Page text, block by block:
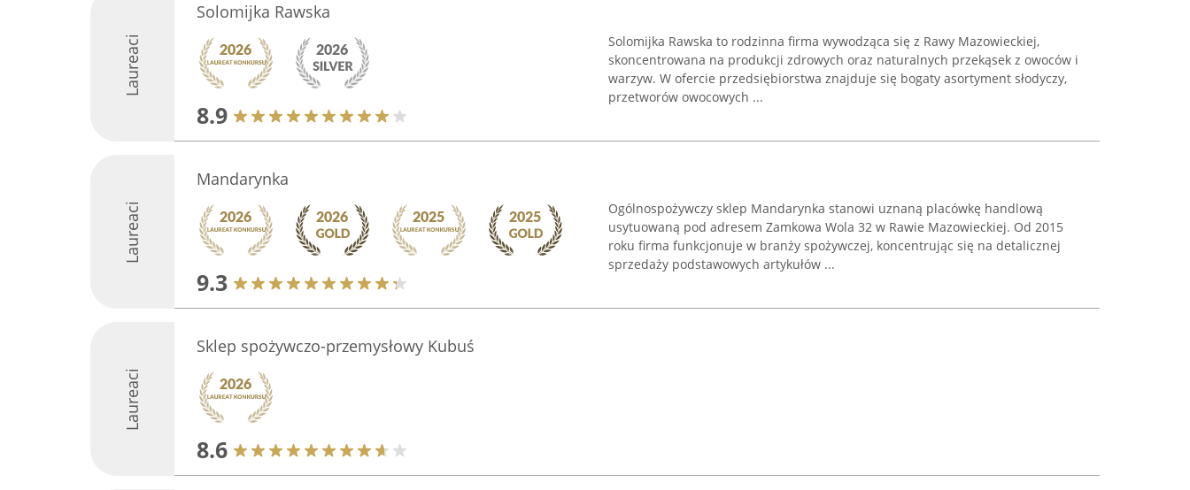
Laureaci
Solomijka Rawska
8.9
Solomijka Rawska to rodzinna firma wywodząca się z Rawy Mazowieckiej,
skoncentrowana na produkcji zdrowych oraz naturalnych przekąsek z owoców i
warzyw. W ofercie przedsiębiorstwa znajduje się bogaty asortyment słodyczy,
przetworów owocowych ...
Laureaci
Mandarynka
9.3
Ogólnospożywczy sklep Mandarynka stanowi uznaną placówkę handlową
usytuowaną pod adresem Zamkowa Wola 32 w Rawie Mazowieckiej. Od 2015
roku firma funkcjonuje w branży spożywczej, koncentrując się na detalicznej
sprzedaży podstawowych artykułów ...
Laureaci
Sklep spożywczo-przemysłowy Kubuś
8.6